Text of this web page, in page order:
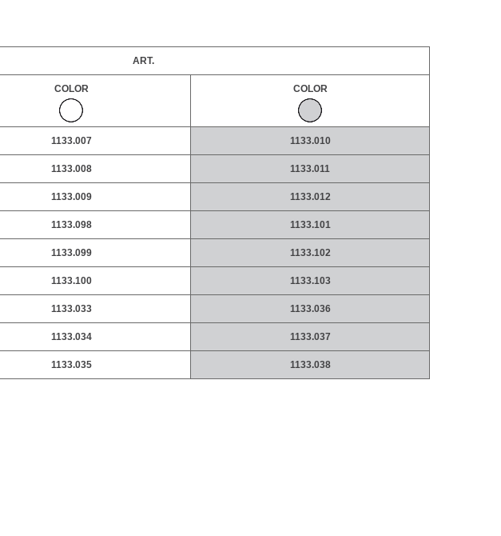
ART.
COLOR COLOR
1133.007 1133.010
1133.008 1133.011
1133.009 1133.012
1133.098 1133.101
1133.099 1133.102
1133.100 1133.103
1133.033 1133.036
1133.034 1133.037
1133.035 1133.038